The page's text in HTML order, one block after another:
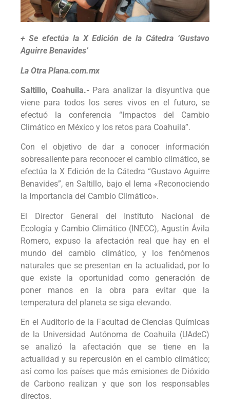
+ Se efectúa la X Edición de la Cátedra ‘Gustavo
Aguirre Benavides’
La Otra Plana.com.mx
Saltillo, Coahuila.-Para analizar la disyuntiva que
viene para todos los seres vivos en el futuro, se
efectuó la conferencia “Impactos del Cambio
Climático en México y los retos para Coahuila”.
Con el objetivo de dar a conocer información
sobresaliente para reconocer el cambio climático, se
efectúa la X Edición de la Cátedra “Gustavo Aguirre
Benavides”, en Saltillo, bajo el lema «Reconociendo
la Importancia del Cambio Climático».
El Director General del Instituto Nacional de
Ecología y Cambio Climático (INECC), Agustín Ávila
Romero, expuso la afectación real que hay en el
mundo del cambio climático, y los fenómenos
naturales que se presentan en la actualidad, por lo
que existe la oportunidad como generación de
poner manos en la obra para evitar que la
temperatura del planeta se siga elevando.
En el Auditorio de la Facultad de Ciencias Químicas
de la Universidad Autónoma de Coahuila (UAdeC)
se analizó la afectación que se tiene en la
actualidad y su repercusión en el cambio climático;
así como los países que más emisiones de Dióxido
de Carbono realizan y que son los responsables
directos.